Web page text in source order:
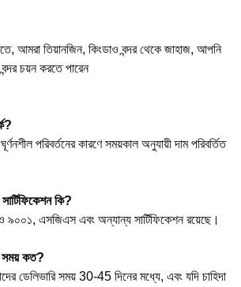
আমরা তিয়ানজিন, কিংডাও বন্দর থেকে জাহাজ, আপনি
চয়ন করতে পারেন
পরিবর্তনের কারণে সময়কাল অনুযায়ী দাম পরিবর্তিত
কি?
এসজিএস এবং অন্যান্য সার্টিফিকেশন রয়েছে।
সময় কত?
ডেলিভারি সময় 30-45 দিনের মধ্যে, এবং যদি চাহিদা